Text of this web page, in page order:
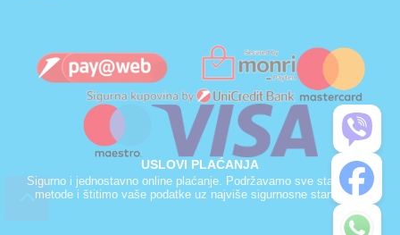
USLOVI PLAĆANJA
Sigurno i jednostavno online plaćanje. Podržavamo sve standardne
metode i štitimo vaše podatke uz najviše sigurnosne standarde.